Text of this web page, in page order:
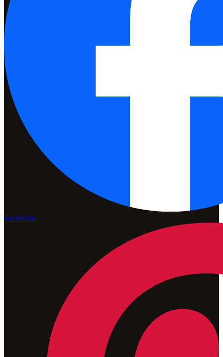
Facebook